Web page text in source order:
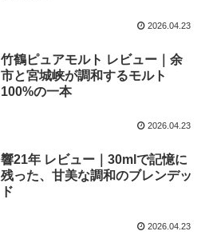
2026.04.23
竹鶴ピュアモルト レビュー｜余
市と宮城峡が調和するモルト
100%の一本
2026.04.23
響21年 レビュー｜30mlで記憶に
残った、甘美な調和のブレンデッ
ド
2026.04.23